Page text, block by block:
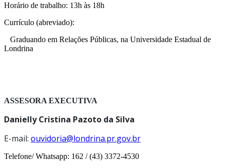
Horário de trabalho: 13h às 18h
Currículo (abreviado):
Graduando em Relações Públicas, na Universidade Estadual de
Londrina
ASSESORA EXECUTIVA
Danielly Cristina Pazoto da Silva
E-mail: ouvidoria@londrina.pr.gov.br
Telefone/ Whatsapp: 162 / (43) 3372-4530